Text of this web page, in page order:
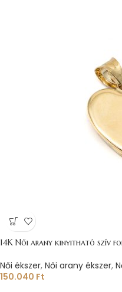
14K Női arany kinyitható szív
Női ékszer, Női arany ékszer,
150.040 Ft